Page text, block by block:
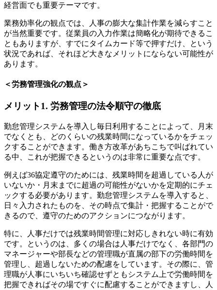
経営面でも重要テーマです。
業務効率化の観点では、人事の膨大な集計作業を減らすこと
が当然重要です。従業員の入力作業は簡略化が期待できるこ
ともありますが、すでにタイムカード等で押すだけ、という
状況であれば、それほど大きなメリットにならない可能性が
あります。
＜労務管理強化の観点＞
メリット1. 労務管理の法令順守の徹底
勤怠管理システムを導入し毎日利用することによって、月末
でなくとも、どのくらいの残業時間になっているかをチェッ
クすることができます。働き方改革があちこちで叫ばれてい
る中、これが把握できるというのは非常に重要な点です。
例えば36協定遵守のためには、残業時間を超過している人が
いないか・月末までに超過の可能性がないかを定期的にチェ
ックする必要があります。勤怠管理システムを導入すると、
日々入力されたものを、その時点で集計・把握することがで
きるので、遵守のためのアクションにつながります。
特に、人事だけでは残業時間管理に対応しきれない時に有効
です。というのは、多くの場合は人事だけでなく、各部門の
マネージャーや部長などの管理職が直属の部下の労働時間を
管理し、超過しないための配慮をしています。その際に、管
理職が人事にいちいち確認せずともシステム上で労働時間を
把握できればその場ですぐに配慮することができますし、人